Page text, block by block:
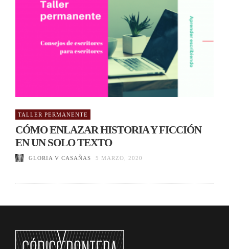
TALLER PERMANENTE
CÓMO ENLAZAR HISTORIA Y FICCIÓN
EN UN SOLO TEXTO
GLORIA V CASAÑAS 5 MARZO, 2020